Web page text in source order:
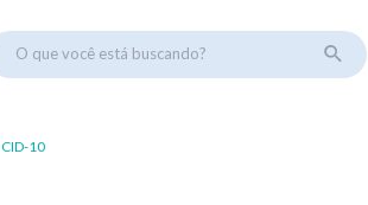
O que você está buscando?
CID-10